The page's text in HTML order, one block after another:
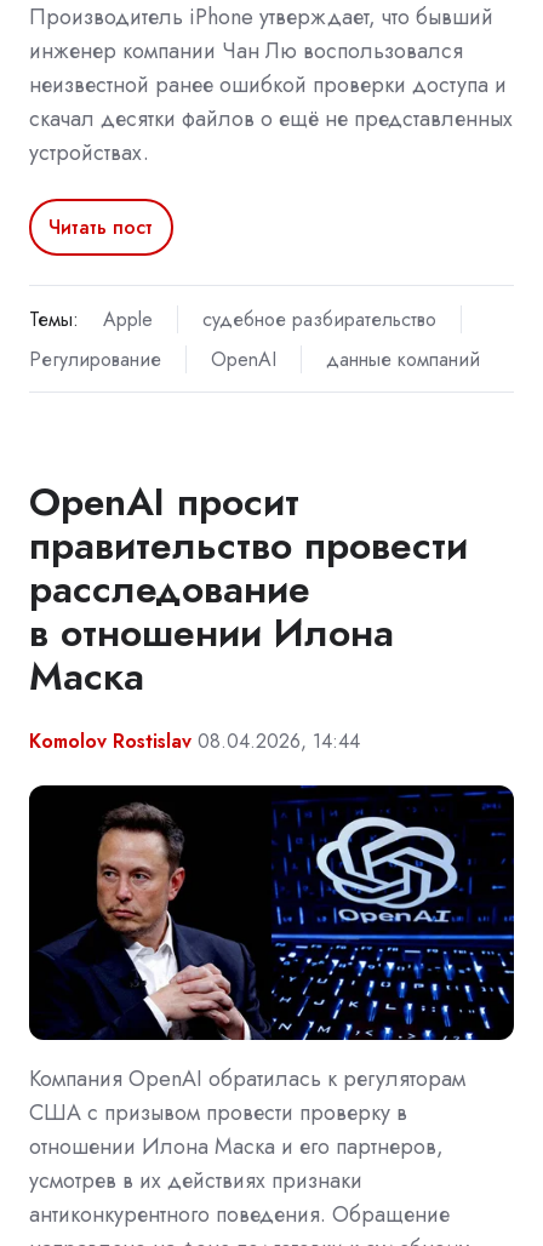
Производитель iPhone утверждает, что бывший
инженер компании Чан Лю воспользовался
неизвестной ранее ошибкой проверки доступа и
скачал десятки файлов о ещё не представленных
устройствах.
Читать пост
Темы: Apple
судебное разбирательство
Регулирование
OpenAI данные компаний
OpenAI просит
правительство провести
расследование
в отношении Илона
Маска
Komolov Rostislav 08.04.2026, 14:44
Компания OpenAI обратилась к регуляторам
США с призывом провести проверку в
отношении Илона Маска и его партнеров,
усмотрев в их действиях признаки
антиконкурентного поведения. Обращение